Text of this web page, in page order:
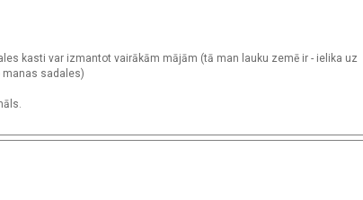
kasti var izmantot vairākām mājām (tā man lauku zemē ir - ielika uz
manas sadales)